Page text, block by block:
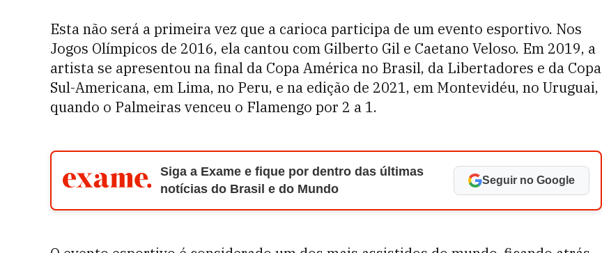
Esta não será a primeira vez que a carioca participa de um evento esportivo. Nos
Jogos Olímpicos de 2016, ela cantou com Gilberto Gil e Caetano Veloso. Em 2019, a
artista se apresentou na final da Copa América no Brasil, da Libertadores e da Copa
Sul-Americana, em Lima, no Peru, e na edição de 2021, em Montevidéu, no Uruguai,
quando o Palmeiras venceu o Flamengo por 2 a 1.
Siga a Exame e fique por dentro das últimas
notícias do Brasil e do Mundo
Seguir no Google